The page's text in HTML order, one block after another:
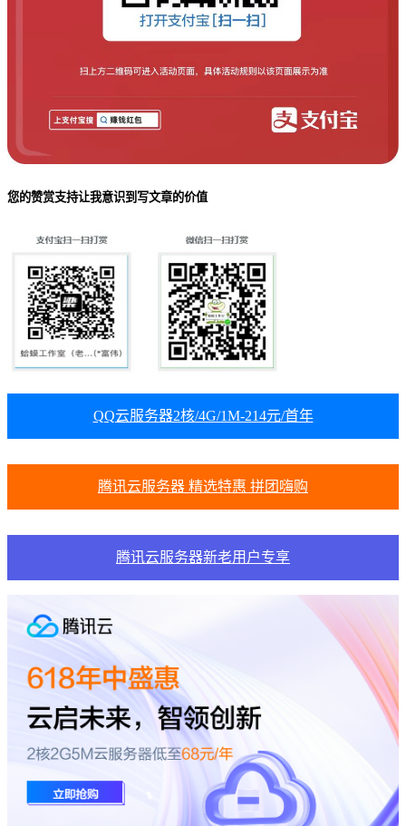
您的赞赏支持让我意识到写文章的价值
QQ云服务器2核/4G/1M-214元/首年
腾讯云服务器 精选特惠 拼团嗨购
腾讯云服务器新老用户专享